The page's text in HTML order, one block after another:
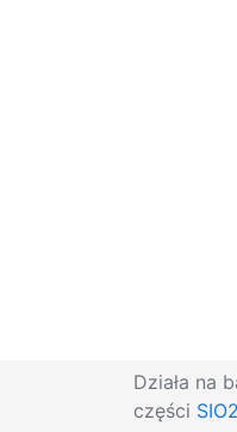
Działa na
części